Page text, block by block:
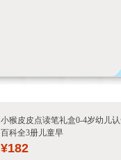
小猴皮皮点读笔礼盒0-4岁幼儿
百科全3册儿童早
¥182